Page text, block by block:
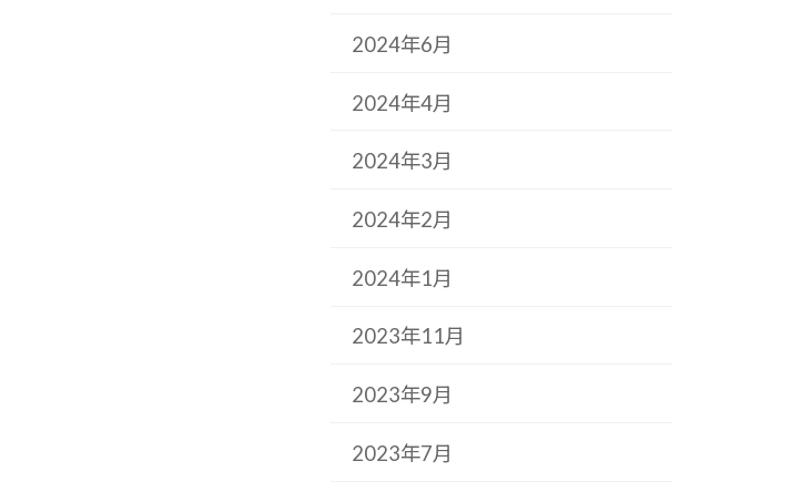
2024年6月
2024年4月
2024年3月
2024年2月
2024年1月
2023年11月
2023年9月
2023年7月